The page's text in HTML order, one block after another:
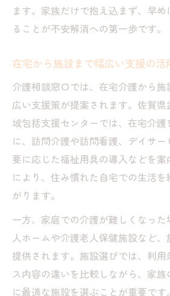
ます。家族だけで抱え込まず、早
ることが不安解消への第一歩です。
在宅から施設まで幅広い支援の活
介護相談窓口では、在宅介護から
広い支援策が提案されます。佐賀
域包括支援センターでは、在宅介
に、訪問介護や訪問看護、デイサ
要に応じた福祉用具の導入などを
により、住み慣れた自宅での生活
がります。
一方、家庭での介護が難しくなっ
人ホームや介護老人保健施設など、
提供されます。施設選びでは、利
ス内容の違いを比較しながら、家
に最適な施設を選ぶことが重要で